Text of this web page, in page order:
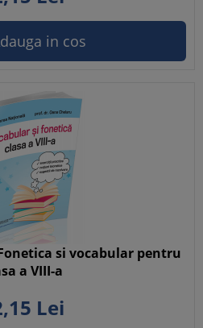
in cos
si vocabular pentru
a VIII-a
15 Lei